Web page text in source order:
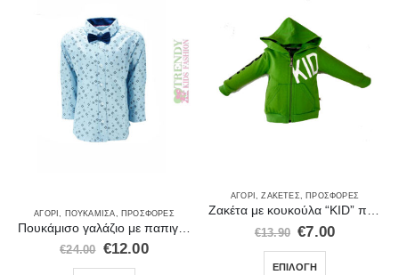
ΑΓΌΡΙ ΠΟΥΚΆΜΙΣΑ ΠΡΟΣΦΟΡΈΣ
€24.00 €12.00
ΑΓΌΡΙ ,ΖΑΚΈΤΕΣ ΠΡΟΣΦΟΡΈΣ
€13.90 €7.00
ΕΠΙΛΟΓΉ